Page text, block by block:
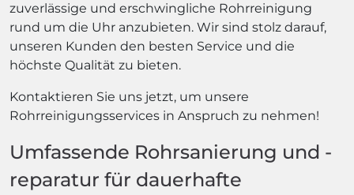
zuverlässige und erschwingliche Rohrreinigung
rund um die Uhr anzubieten. Wir sind stolz darauf,
unseren Kunden den besten Service und die
höchste Qualität zu bieten.
Kontaktieren Sie uns jetzt, um unsere
Rohrreinigungsservices in Anspruch zu nehmen!
Umfassende Rohrsanierung und -
reparatur für dauerhafte